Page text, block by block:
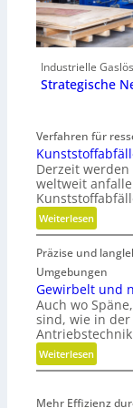
Industrielle
Strategische
Verfahren für
Derzeit
weltweit
Weiterlesen:
K
u
n
s
t
s
t
o
f
Präzise und
Umgebungen
Gewirbelt und
Auch wo
sind, wie in
Weiterlesen:
G
w
Mehr Effizienz